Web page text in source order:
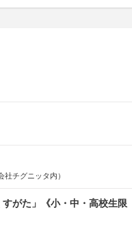
チグニッタ内）
がた」《小・中・高校生限